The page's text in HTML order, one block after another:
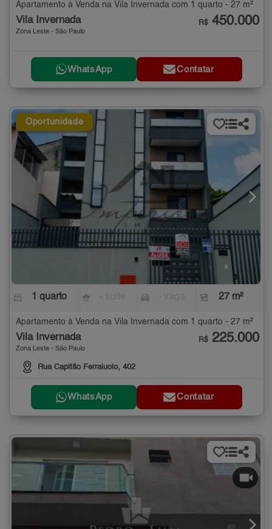
Apartamento à Venda na Vila Invernada com 1 quarto - 27 m²
Vila Invernada
Zona Leste - São Paulo
R$ 450.000
WhatsApp Contatar
Oportunidade
1 quarto 27 m²
Apartamento à Venda na Vila Invernada com 1 quarto - 27 m²
Vila Invernada
Zona Leste - São Paulo
Rua Capitão Ferraiuolo, 402
R$ 225.000
WhatsApp Contatar